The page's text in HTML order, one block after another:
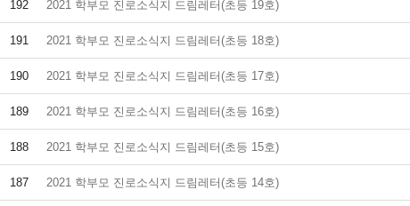
192 2021 학부모 진로소식지 드림레터(초등 19호)
191 2021 학부모 진로소식지 드림레터(초등 18호)
190 2021 학부모 진로소식지 드림레터(초등 17호)
189 2021 학부모 진로소식지 드림레터(초등 16호)
188 2021 학부모 진로소식지 드림레터(초등 15호)
187 2021 학부모 진로소식지 드림레터(초등 14호)